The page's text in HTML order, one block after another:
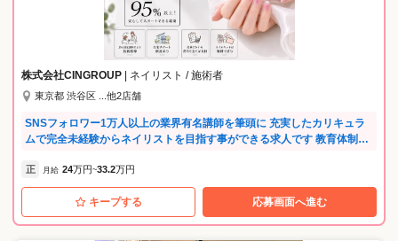
年数回実施し、 全国スタッフが集まって会社の方向性を共有していま
あるので、 他のお店のタッフと交流の機会があります。 スクールを活用
し、仲良くなったスタッフと一緒に練習なんてことも。 1人で頑張るの
ではなく、地区で、会社全体であなたの成長をサポートします。 他に
も、JNA本部認定校である直営スクールでは、空いた時間を利用してス
タッフ同士の練習が可能。 サロンで苦手な技術、検定試験練習、コンテ
スト対策など…社内に多数在籍している認定講師と一緒に勉強しましょ
う！ ---ネイルズユニークのプライベートブランド--- ◎ネイルサロン発の
本の気候、風土に合った品質と安心安全に配慮したMADE IN JAPAN商
品を開発。 ネイルポリッシュカラー全104色、ネイルケアアイテム30品
目展開中。 自社ブランドの商品を使用して施術ができるのは、ネイルズ
ユニークならでは。 将来、商品開発に携わることも…。 商品をたくさん
株式会社CINGROUP | ネイリスト / 施術者
東京都 渋谷区 ...他2店舗
SNSフォロワー1万人以上の業界有名講師を筆頭に 充実したカリキュラ
ムで完全未経験からネイリストを目指す事ができる求人です 教育体制に
デビューしたい」 「ネイリストになりたいけど資金的に断念した」 そう
いった方の最初の一歩を共に歩みましょう♪ 【福利厚生が充実】 社会保
険完備で入社即日から加入！ 女性も長く活躍していただけるよう、産休
育休取得制度もございます。 ◎住宅サポート 格安物件紹介や管理代行な
正 月給 24万円~33.2万円
キープする 応募画面へ進む